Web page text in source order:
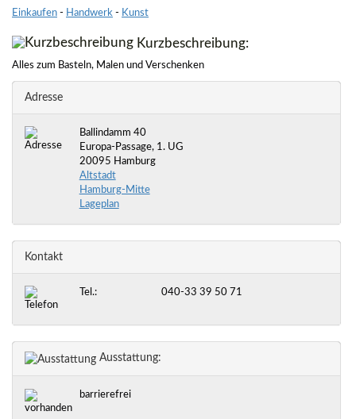
Einkaufen - Handwerk - Kunst
Kurzbeschreibung:
Alles zum Basteln, Malen und Verschenken
Adresse
Ballindamm 40
Europa-Passage, 1. UG
20095 Hamburg
Altstadt
Hamburg-Mitte
Lageplan
Kontakt
Tel.: 040-33 39 50 71
Ausstattung:
barrierefrei